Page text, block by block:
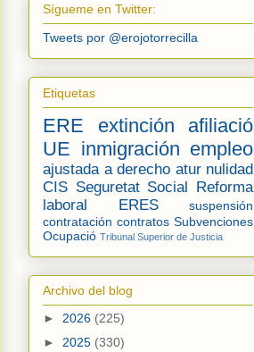
Sígueme en Twitter:
Tweets por @erojotorrecilla
Etiquetas
ERE extinción
afiliació
UE inmigración empleo
ajustada a derecho atur nulidad
CIS Seguretat Social Reforma
laboral
ERES
suspensión
contratación contratos Subvenciones
Ocupació Tribunal Superior de Justicia
Archivo del blog
► 2026 (225)
► 2025 (330)